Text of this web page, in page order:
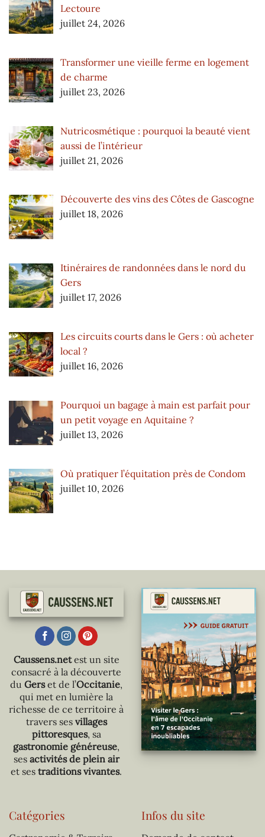
Lectoure
juillet 24, 2026
Transformer une vieille ferme en logement
de charme
juillet 23, 2026
Nutricosmétique : pourquoi la beauté vient
aussi de l’intérieur
juillet 21, 2026
Découverte des vins des Côtes de Gascogne
juillet 18, 2026
Itinéraires de randonnées dans le nord du
Gers
juillet 17, 2026
Les circuits courts dans le Gers : où acheter
local ?
juillet 16, 2026
Pourquoi un bagage à main est parfait pour
un petit voyage en Aquitaine ?
juillet 13, 2026
Où pratiquer l’équitation près de Condom
juillet 10, 2026
Caussens.netest un site
consacré à la découverte
du Gerset de l’Occitanie,
qui met en lumière la
richesse de ce territoire à
travers ses villages
pittoresques, sa
gastronomie généreuse,
ses activités de plein air
et ses traditions vivantes.
Catégories Infos du site